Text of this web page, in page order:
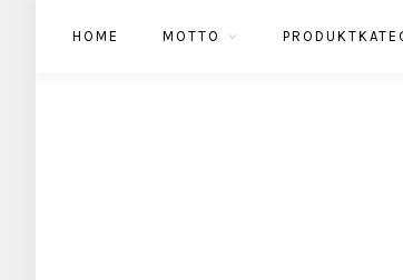
HOME MOTTO